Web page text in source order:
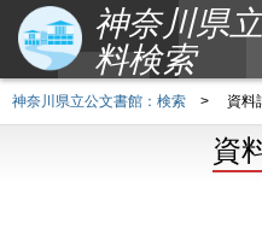
神奈川県
料検索
神奈川県立公文書館：検索 > 資料
資